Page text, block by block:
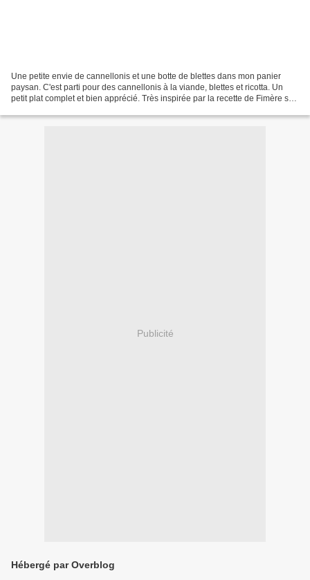
Une petite envie de cannellonis et une botte de blettes dans mon panier
paysan. C'est parti pour des cannellonis à la viande, blettes et ricotta. Un
petit plat complet et bien apprécié. Très inspirée par la recette de Fimère sur
Publicité
Hébergé par Overblog